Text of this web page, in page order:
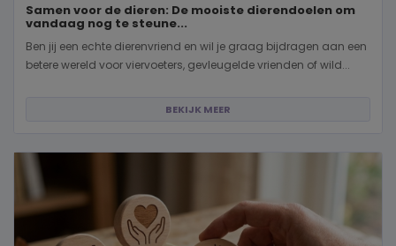
Samen voor de dieren: De mooiste dierendoelen om
vandaag nog te steune...
Ben jij een echte dierenvriend en wil je graag bijdragen aan een
betere wereld voor viervoeters, gevleugelde vrienden of wild...
BEKIJK MEER